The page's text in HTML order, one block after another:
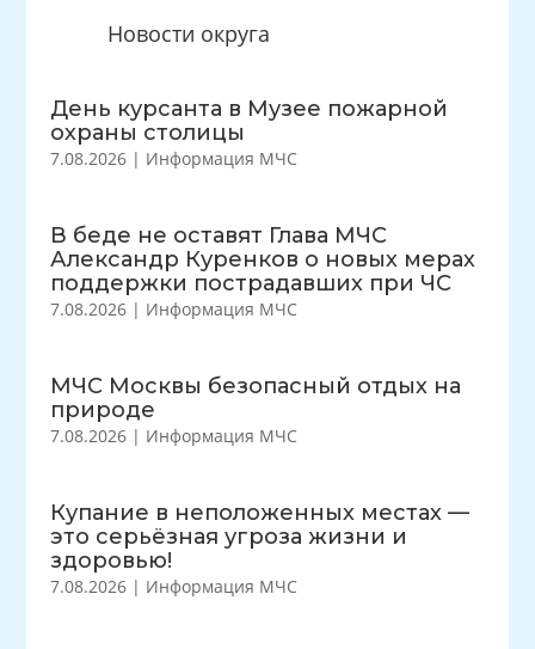
Новости округа
День курсанта в Музее пожарной
охраны столицы
7.08.2026 | Информация МЧС
В беде не оставят Глава МЧС
Александр Куренков о новых мерах
поддержки пострадавших при ЧС
7.08.2026 | Информация МЧС
МЧС Москвы безопасный отдых на
природе
7.08.2026 | Информация МЧС
Купание в неположенных местах —
это серьёзная угроза жизни и
здоровью!
7.08.2026 | Информация МЧС